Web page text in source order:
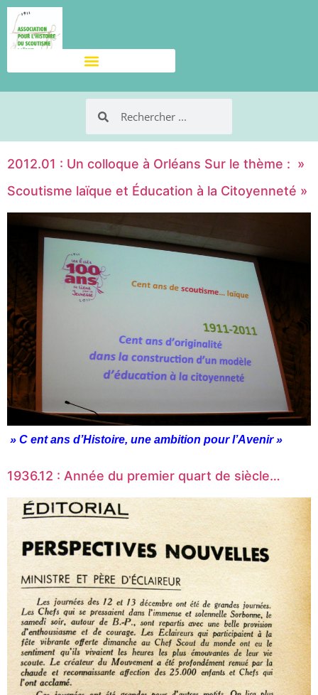
2012.01 : Un colloque à Orléans Sur le thème : »
Scoutisme laïque et Éducation à la Citoyenneté »
» C ent ans d’Histoire, une ambition pour l’Avenir »
1936.12 : Année du premier quart de siècle…